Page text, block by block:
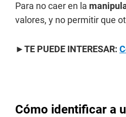
Para no caer en la
valores, y no permitir que
►TE PUEDE INTERESAR:
Cómo identificar a